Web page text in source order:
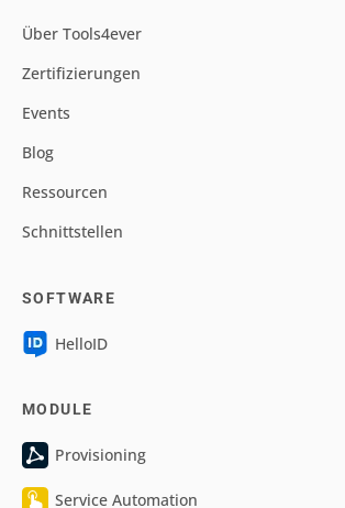
Über Tools4ever
Zertifizierungen
Events
Blog
Ressourcen
Schnittstellen
SOFTWARE
HelloID
MODULE
Provisioning
Service Automation